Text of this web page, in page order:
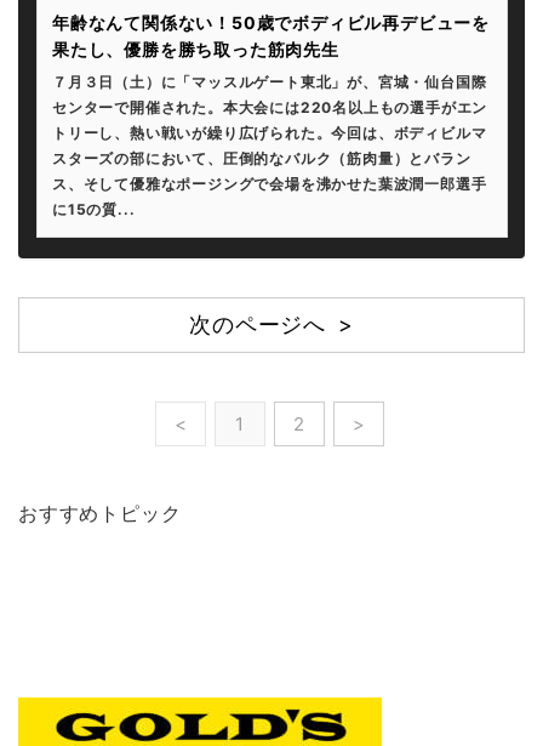
年齢なんて関係ない！50歳でボディビル再デビューを
果たし、優勝を勝ち取った筋肉先生
７月３日（土）に「マッスルゲート東北」が、宮城・仙台国際
センターで開催された。本大会には220名以上もの選手がエン
トリーし、熱い戦いが繰り広げられた。今回は、ボディビルマ
スターズの部において、圧倒的なバルク（筋肉量）とバラン
ス、そして優雅なポージングで会場を沸かせた葉波潤一郎選手
に15の質...
次のページへ >
< 1 2 >
おすすめトピック